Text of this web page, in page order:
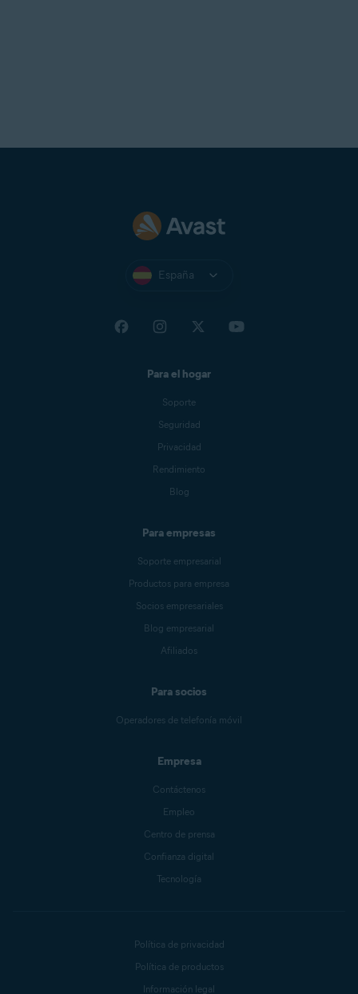
España
Para el hogar
Soporte
Seguridad
Privacidad
Rendimiento
Blog
Para empresas
Soporte empresarial
Productos para empresa
Socios empresariales
Blog empresarial
Afiliados
Para socios
Operadores de telefonía móvil
Empresa
Contáctenos
Empleo
Centro de prensa
Confianza digital
Tecnología
Política de privacidad
Política de productos
Información legal